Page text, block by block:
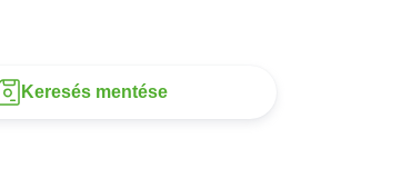
Keresés mentése